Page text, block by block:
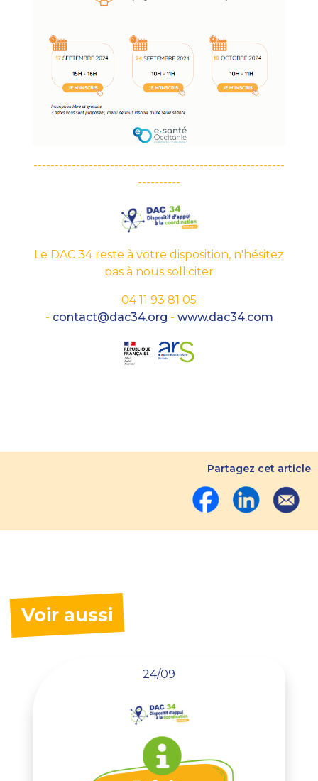
-----------------------------------------------------------
----------
Le DAC 34 reste à votre disposition, n'hésitez
pas à nous solliciter
04 11 93 81 05
- contact@dac34.org - www.dac34.com
Partagez cet article
Voir aussi
24/09